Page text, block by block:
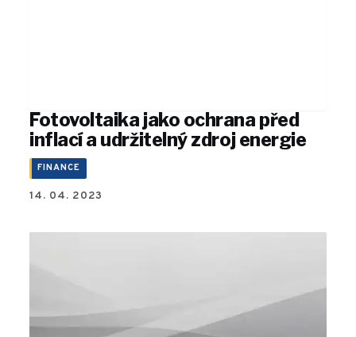
Fotovoltaika jako ochrana před
inflací a udržitelný zdroj energie
FINANCE
14. 04. 2023